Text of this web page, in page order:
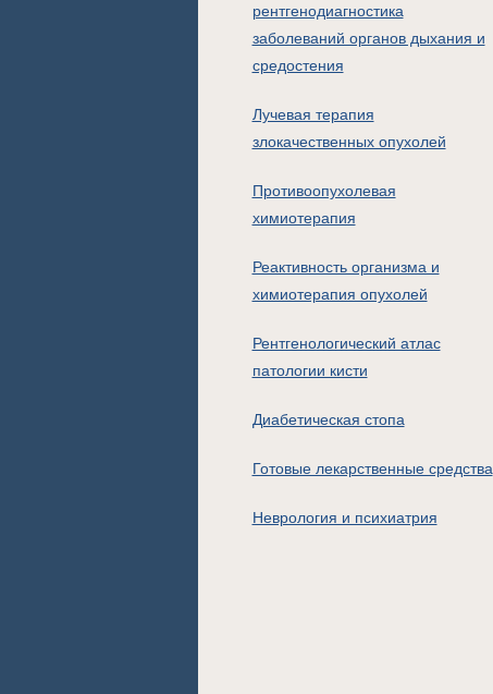
рентгенодиагностика
заболеваний органов дыхания и
средостения
Лучевая терапия
злокачественных опухолей
Противоопухолевая
химиотерапия
Реактивность организма и
химиотерапия опухолей
Рентгенологический атлас
патологии кисти
Диабетическая стопа
Готовые лекарственные средства
Неврология и психиатрия